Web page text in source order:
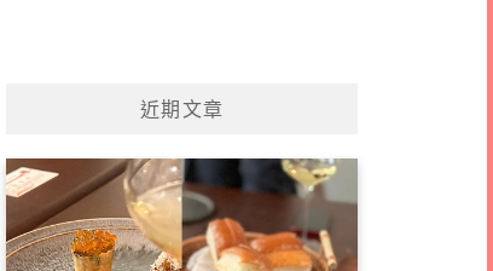
近期文章